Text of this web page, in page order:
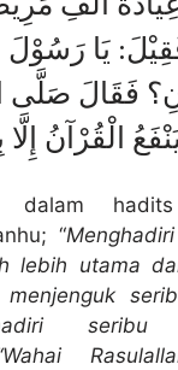
يَا رَسُوْلَ
فَقَالَ صَلَّى
الْقُرْآنُ إِلَّا
dalam
“
lebih utama
seribu